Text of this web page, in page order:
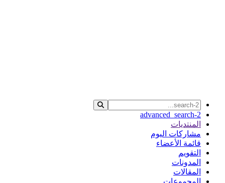
advanced_search-2
المنتديات
مشاركات اليوم
قائمة الأعضاء
التقويم
المدونات
المقالات
المجموعات